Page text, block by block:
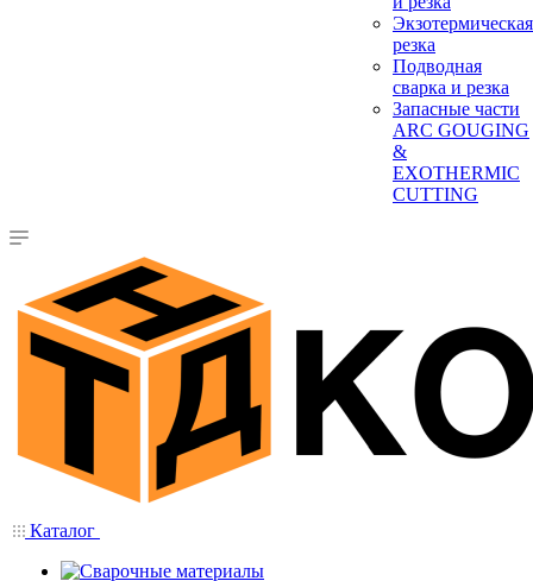
Экзотермическая
резка
Подводная
сварка и резка
Запасные части
ARC GOUGING
&
EXOTHERMIC
CUTTING
Каталог